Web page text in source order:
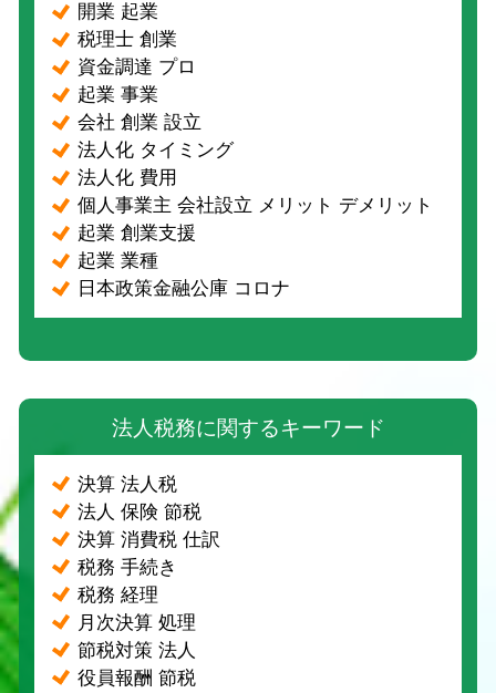
開業 起業
税理士 創業
資金調達 プロ
起業 事業
会社 創業 設立
法人化 タイミング
法人化 費用
個人事業主 会社設立 メリット デメリット
起業 創業支援
起業 業種
日本政策金融公庫 コロナ
法人税務に関するキーワード
決算 法人税
法人 保険 節税
決算 消費税 仕訳
税務 手続き
税務 経理
月次決算 処理
節税対策 法人
役員報酬 節税